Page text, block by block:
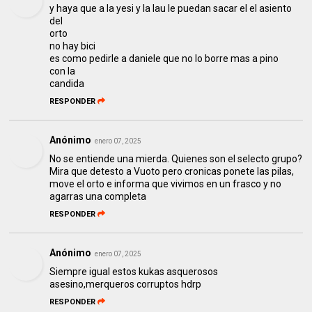
y haya que a la yesi y la lau le puedan sacar el el asiento
del
orto
no hay bici
es como pedirle a daniele que no lo borre mas a pino
con la
candida
RESPONDER
Anónimo enero 07, 2025
No se entiende una mierda. Quienes son el selecto grupo?
Mira que detesto a Vuoto pero cronicas ponete las pilas,
move el orto e informa que vivimos en un frasco y no
agarras una completa
RESPONDER
Anónimo enero 07, 2025
Siempre igual estos kukas asquerosos
asesino,merqueros corruptos hdrp
RESPONDER